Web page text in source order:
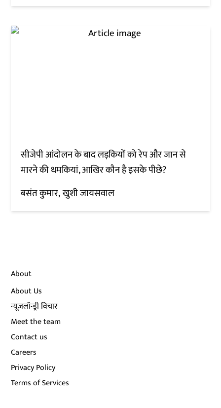
सीजेपी आंदोलन के बाद लड़कियों को रेप और जान से
मारने की धमकियां, आखिर कौन है इसके पीछे?
बसंत कुमार खुशी जायसवाल
About
About Us
न्यूज़लॉन्ड्री विचार
Meet the team
Contact us
Careers
Privacy Policy
Terms of Services